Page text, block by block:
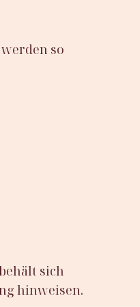
so
sich
hinweisen.